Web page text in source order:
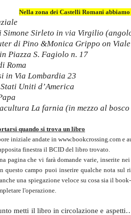
Nella zona dei Castelli Romani abbiamo
Simone Sirleto in via Virgilio
di Pino &Monica Grippo on
Piazza S. Fagiolo n. 17
Roma
in Via Lombardia 23
Uniti d’America
La farnia (in mezzo al
quando si trova un libro
iniziale andate in www.bookcrossing.com e
finestra il BCID del libro trovato.
pagina che vi farà domande varie, inserite
questo campo puoi inserire qualche nota sul
una spiegazione veloce su cosa sia il
l'operazione.
metti il libro in circolazione e